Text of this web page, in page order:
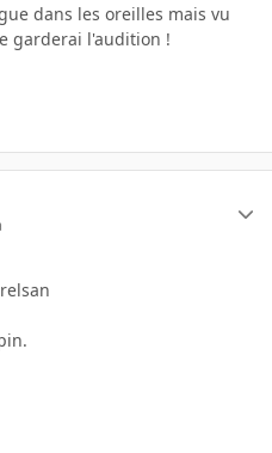
dans les oreilles mais vu
garderai l'audition !